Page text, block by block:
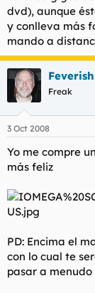
dvd), aunque
y conlleva más
mando a
Feverish
Freak
3 Oct 2008
Yo me compre
más feliz
PD: Encima el
con lo cual te
pasar a